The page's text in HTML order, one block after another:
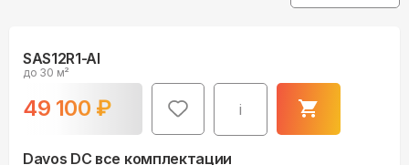
SAS12R1-AI
до 30 м²
49 100 ₽ i
Davos DC все комплектации